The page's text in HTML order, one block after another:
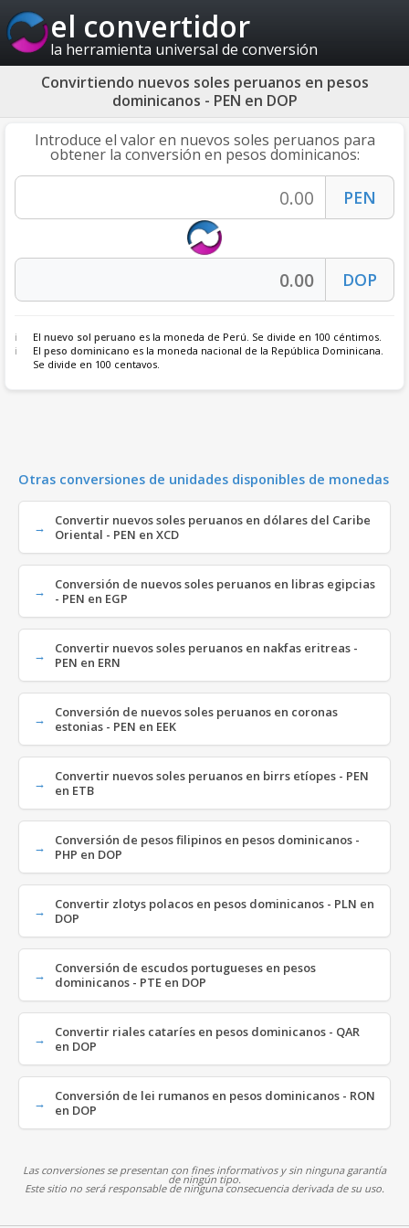
el convertidor
la herramienta universal de conversión
Convirtiendo nuevos soles peruanos en pesos
dominicanos - PEN en DOP
Introduce el valor en nuevos soles peruanos para
obtener la conversión en pesos dominicanos:
El nuevo sol peruano es la moneda de Perú. Se divide en 100 céntimos.
El peso dominicano es la moneda nacional de la República Dominicana.
Se divide en 100 centavos.
Otras conversiones de unidades disponibles de monedas
Convertir nuevos soles peruanos en dólares del Caribe
Oriental - PEN en XCD
Conversión de nuevos soles peruanos en libras egipcias
- PEN en EGP
Convertir nuevos soles peruanos en nakfas eritreas -
PEN en ERN
Conversión de nuevos soles peruanos en coronas
estonias - PEN en EEK
Convertir nuevos soles peruanos en birrs etíopes - PEN
en ETB
Conversión de pesos filipinos en pesos dominicanos -
PHP en DOP
Convertir zlotys polacos en pesos dominicanos - PLN en
DOP
Conversión de escudos portugueses en pesos
dominicanos - PTE en DOP
Convertir riales cataríes en pesos dominicanos - QAR
en DOP
Conversión de lei rumanos en pesos dominicanos - RON
en DOP
Las conversiones se presentan con fines informativos y sin ninguna garantía
de ningún tipo.
Este sitio no será responsable de ninguna consecuencia derivada de su uso.